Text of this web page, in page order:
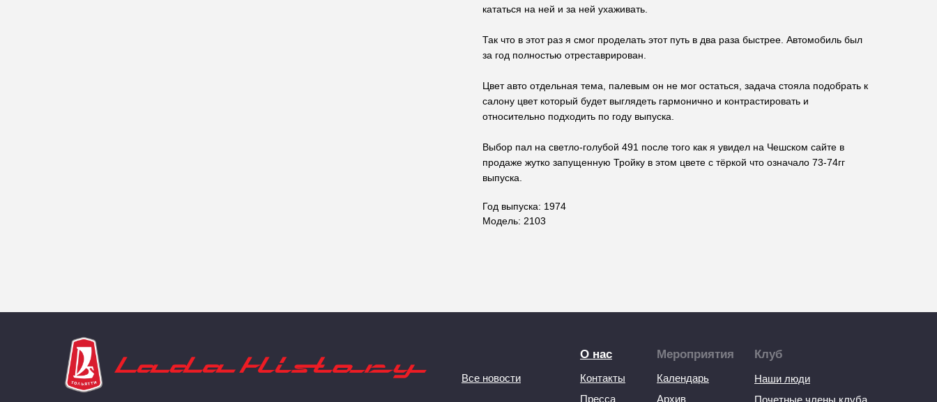
кататься на ней и за ней ухаживать.
Так что в этот раз я смог проделать этот путь в два раза быстрее. Автомобиль был
за год полностью отреставрирован.
Цвет авто отдельная тема, палевым он не мог остаться, задача стояла подобрать к
салону цвет который будет выглядеть гармонично и контрастировать и
относительно подходить по году выпуска.
Выбор пал на светло-голубой 491 после того как я увидел на Чешском сайте в
продаже жутко запущенную Тройку в этом цвете с тёркой что означало 73-74гг
выпуска.
Год выпуска: 1974
Модель: 2103
Контакты
Пресса
Наши люди
Клуб
Календарь
Мероприятия
О нас
Все новости
Архив
Почетные члены клуба